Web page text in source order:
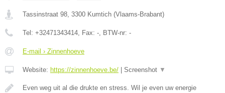
Tassinstraat 98, 3300 Kumtich (Vlaams-Brabant)
Tel: +32471343414, Fax: -, BTW-nr: -
E-mail › Zinnenhoeve
Website: https://zinnenhoeve.be/ Screenshot ▼
Even weg uit al die drukte en stress. Wil je even uw energie